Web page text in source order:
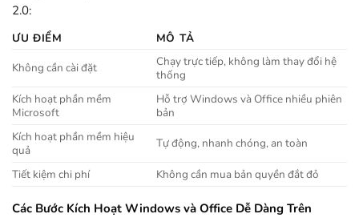
2.0:
ƯU ĐIỂM
MÔ TẢ
Không cần cài đặt
Chạy trực tiếp, không làm thay đổi hệ
thống
Kích hoạt phần mềm
Microsoft
Hỗ trợ Windows và Office nhiều phiên
bản
Kích hoạt phần mềm hiệu
quả
Tự động, nhanh chóng, an toàn
Tiết kiệm chi phí Không cần mua bản quyền đắt đỏ
Các Bước Kích Hoạt Windows và Office Dễ Dàng Trên